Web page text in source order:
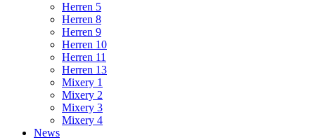
Herren 5
Herren 8
Herren 9
Herren 10
Herren 11
Herren 13
Mixery 1
Mixery 2
Mixery 3
Mixery 4
News